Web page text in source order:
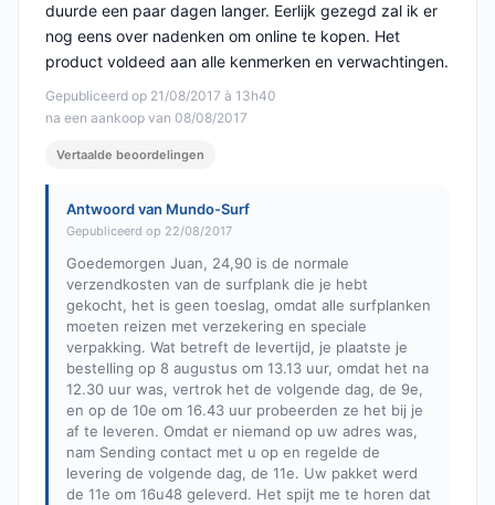
Gepubliceerd op 21/08/2017 à 13h40
na een aankoop van 08/08/2017
duurde een paar dagen langer. Eerlijk gezegd zal ik er
nog eens over nadenken om online te kopen. Het
product voldeed aan alle kenmerken en verwachtingen.
Vertaalde beoordelingen
Antwoord van Mundo-Surf
Gepubliceerd op 22/08/2017
Goedemorgen Juan, 24,90 is de normale
verzendkosten van de surfplank die je hebt
gekocht, het is geen toeslag, omdat alle surfplanken
moeten reizen met verzekering en speciale
verpakking. Wat betreft de levertijd, je plaatste je
bestelling op 8 augustus om 13.13 uur, omdat het na
12.30 uur was, vertrok het de volgende dag, de 9e,
en op de 10e om 16.43 uur probeerden ze het bij je
af te leveren. Omdat er niemand op uw adres was,
nam Sending contact met u op en regelde de
levering de volgende dag, de 11e. Uw pakket werd
de 11e om 16u48 geleverd. Het spijt me te horen dat